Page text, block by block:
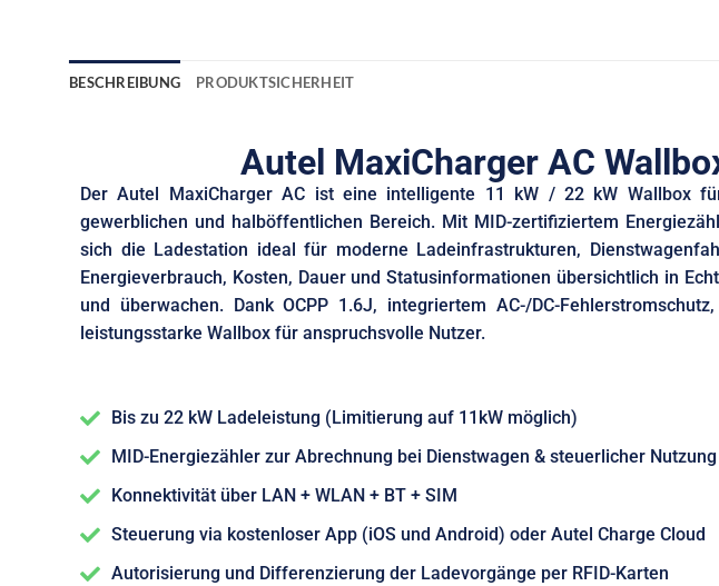
</small>
BESCHREIBUNG PRODUKTSICHERHEIT
Autel MaxiCharger AC
Der Autel MaxiCharger AC ist eine intelligente 11 kW / 22 kW Wallbox
gewerblichen und halböffentlichen Bereich. Mit MID-zertifiziertem
sich die Ladestation ideal für moderne Ladeinfrastrukturen,
Energieverbrauch, Kosten, Dauer und Statusinformationen übersichtlich in
und überwachen. Dank OCPP 1.6J, integriertem AC-/DC-
leistungsstarke Wallbox für anspruchsvolle Nutzer.
Bis zu 22 kW Ladeleistung (Limitierung auf 11kW möglich)
MID-Energiezähler zur Abrechnung bei Dienstwagen & steuerlicher Nutzung
Konnektivität über LAN + WLAN + BT + SIM
Steuerung via kostenloser App (iOS und Android) oder Autel Charge Cloud
Autorisierung und Differenzierung der Ladevorgänge per RFID-Karten